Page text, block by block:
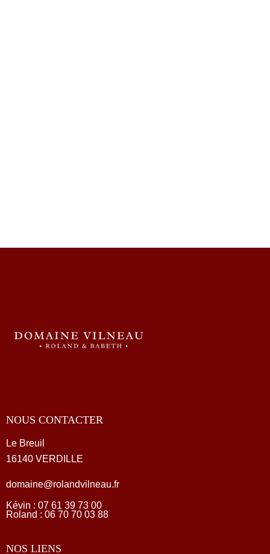
NOUS CONTACTER
Le Breuil
16140 VERDILLE
domaine@rolandvilneau.fr
Kévin : 07 61 39 73 00
Roland : 06 70 70 03 88
NOS LIENS